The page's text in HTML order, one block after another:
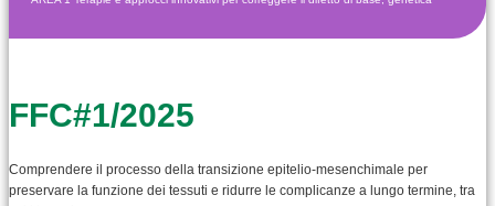
FFC#1/2025
Comprendere il processo della transizione epitelio-mesenchimale per
preservare la funzione dei tessuti e ridurre le complicanze a lungo termine, tra